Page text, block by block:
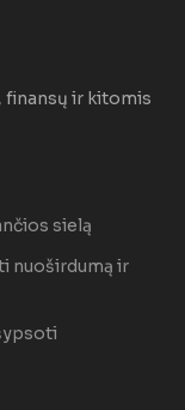
finansų ir kitomis
sielą
nuoširdumą ir